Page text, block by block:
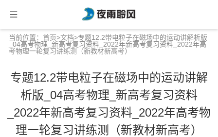
当前位置： 首页>文档>专题12.2带电粒子在磁场中的运动讲解析版
_04高考物理_新高考复习资料_2022年新高考复习资料_2022年高
考物理一轮复习讲练测（新教材新高考）
专题12.2带电粒子在磁场中的运动讲解
析版_04高考物理_新高考复习资料
_2022年新高考复习资料_2022年高考物
理一轮复习讲练测（新教材新高考）